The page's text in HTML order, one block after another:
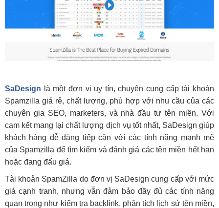
SaDesign là một đơn vị uy tín, chuyên cung cấp tài khoản
Spamzilla giá rẻ, chất lượng, phù hợp với nhu cầu của các
chuyên gia SEO, marketers, và nhà đầu tư tên miền. Với
cam kết mang lại chất lượng dịch vụ tốt nhất, SaDesign giúp
khách hàng dễ dàng tiếp cận với các tính năng mạnh mẽ
của Spamzilla để tìm kiếm và đánh giá các tên miền hết hạn
hoặc đang đấu giá.
Tài khoản SpamZilla do đơn vị SaDesign cung cấp với mức
giá cạnh tranh, nhưng vẫn đảm bảo đầy đủ các tính năng
quan trọng như kiểm tra backlink, phân tích lịch sử tên miền,